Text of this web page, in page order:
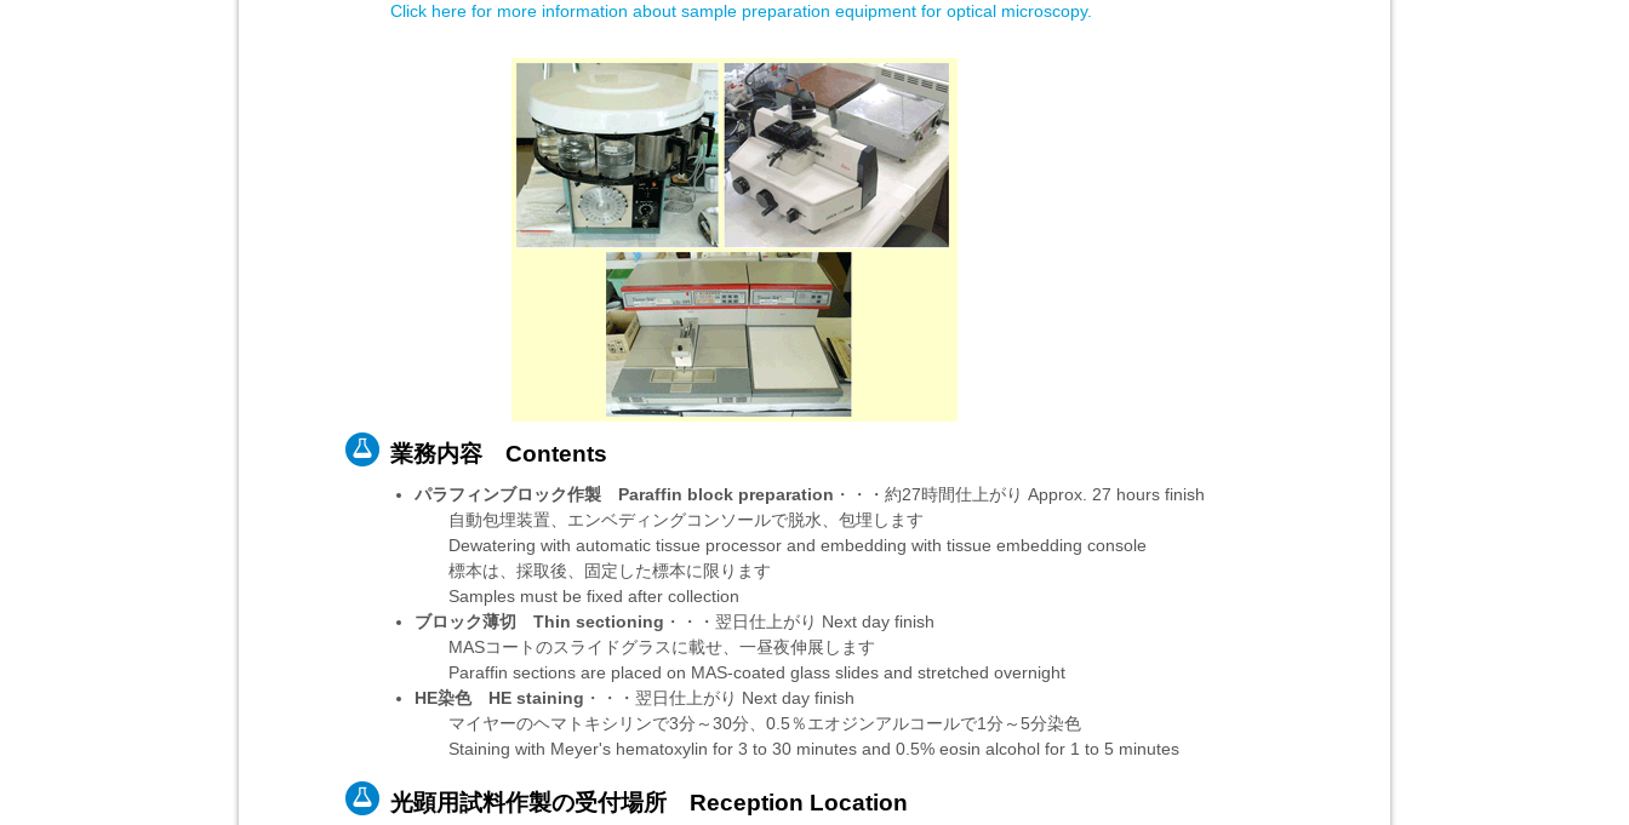
Click here for more information about sample preparation equipment for optical microscopy.
業務内容 Contents
パラフィンブロック作製 Paraffin block preparation ・・・約27時間仕上がり Approx. 27 hours finish
自動包埋装置、エンベディングコンソールで脱水、包埋します
Dewatering with automatic tissue processor and embedding with tissue embedding console
標本は、採取後、固定した標本に限ります
Samples must be fixed after collection
ブロック薄切 Thin sectioning ・・・翌日仕上がり Next day finish
MASコートのスライドグラスに載せ、一昼夜伸展します
Paraffin sections are placed on MAS-coated glass slides and stretched overnight
HE染色 HE staining ・・・翌日仕上がり Next day finish
マイヤーのヘマトキシリンで3分～30分、0.5％エオジンアルコールで1分～5分染色
Staining with Meyer's hematoxylin for 3 to 30 minutes and 0.5% eosin alcohol for 1 to 5 minutes
光顕用試料作製の受付場所 Reception Location